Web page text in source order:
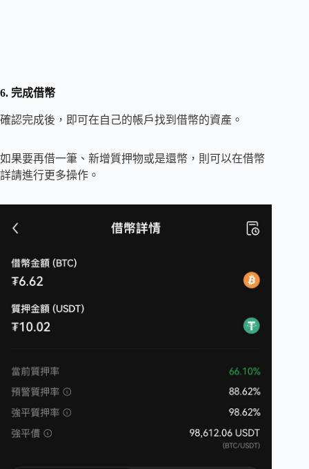
6. 完成借幣
確認完成後，即可在自己的帳戶找到借幣的資產。
如果要再借一筆、新增質押物或是還幣，則可以在借幣
詳請進行更多操作。